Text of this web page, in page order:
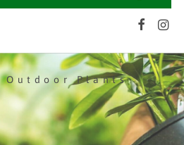
Outdoor Plants